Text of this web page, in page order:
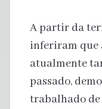
A partir da
inferiram que
atualmente
passado,
trabalhado